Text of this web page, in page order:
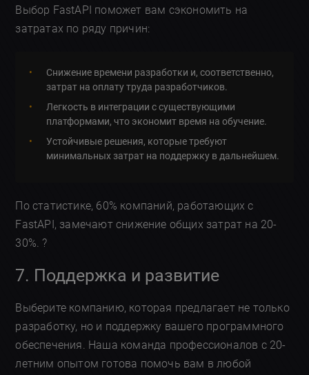
Выбор FastAPI поможет вам сэкономить на
затратах по ряду причин:
Снижение времени разработки и, соответственно,
затрат на оплату труда разработчиков.
Легкость в интеграции с существующими
платформами, что экономит время на обучение.
Устойчивые решения, которые требуют
минимальных затрат на поддержку в дальнейшем.
По статистике, 60% компаний, работающих с
FastAPI, замечают снижение общих затрат на 20-
30%. ?
7. Поддержка и развитие
Выберите компанию, которая предлагает не только
разработку, но и поддержку вашего программного
обеспечения. Наша команда профессионалов с 20-
летним опытом готова помочь вам в любой